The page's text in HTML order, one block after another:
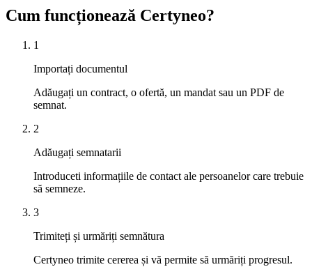
Cum funcționează Certyneo?
1
Importați documentul
Adăugați un contract, o ofertă, un mandat sau un PDF de
semnat.
2
Adăugați semnatarii
Introduceti informațiile de contact ale persoanelor care trebuie
să semneze.
3
Trimiteți și urmăriți semnătura
Certyneo trimite cererea și vă permite să urmăriți progresul.